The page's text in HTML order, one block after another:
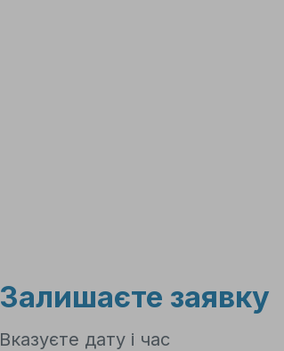
Залишаєте заявку
Вказуєте дату і час